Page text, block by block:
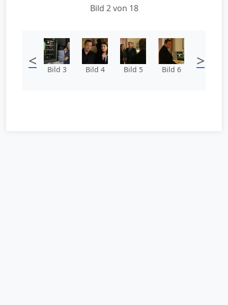
Bild 2 von 18
< Bild 3 Bild 4 Bild 5 Bild 6 >